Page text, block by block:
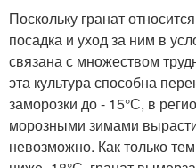
Поскольку гранат
посадка и уход за ним в
связана с множеством
эта культура способна
заморозки до - 15°С, в
морозными зимами
невозможно. Как только